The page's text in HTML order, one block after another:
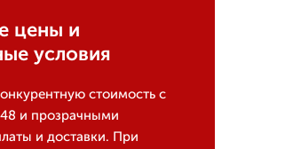
цены и
условия
стоимость с
и прозрачными
и доставки. При